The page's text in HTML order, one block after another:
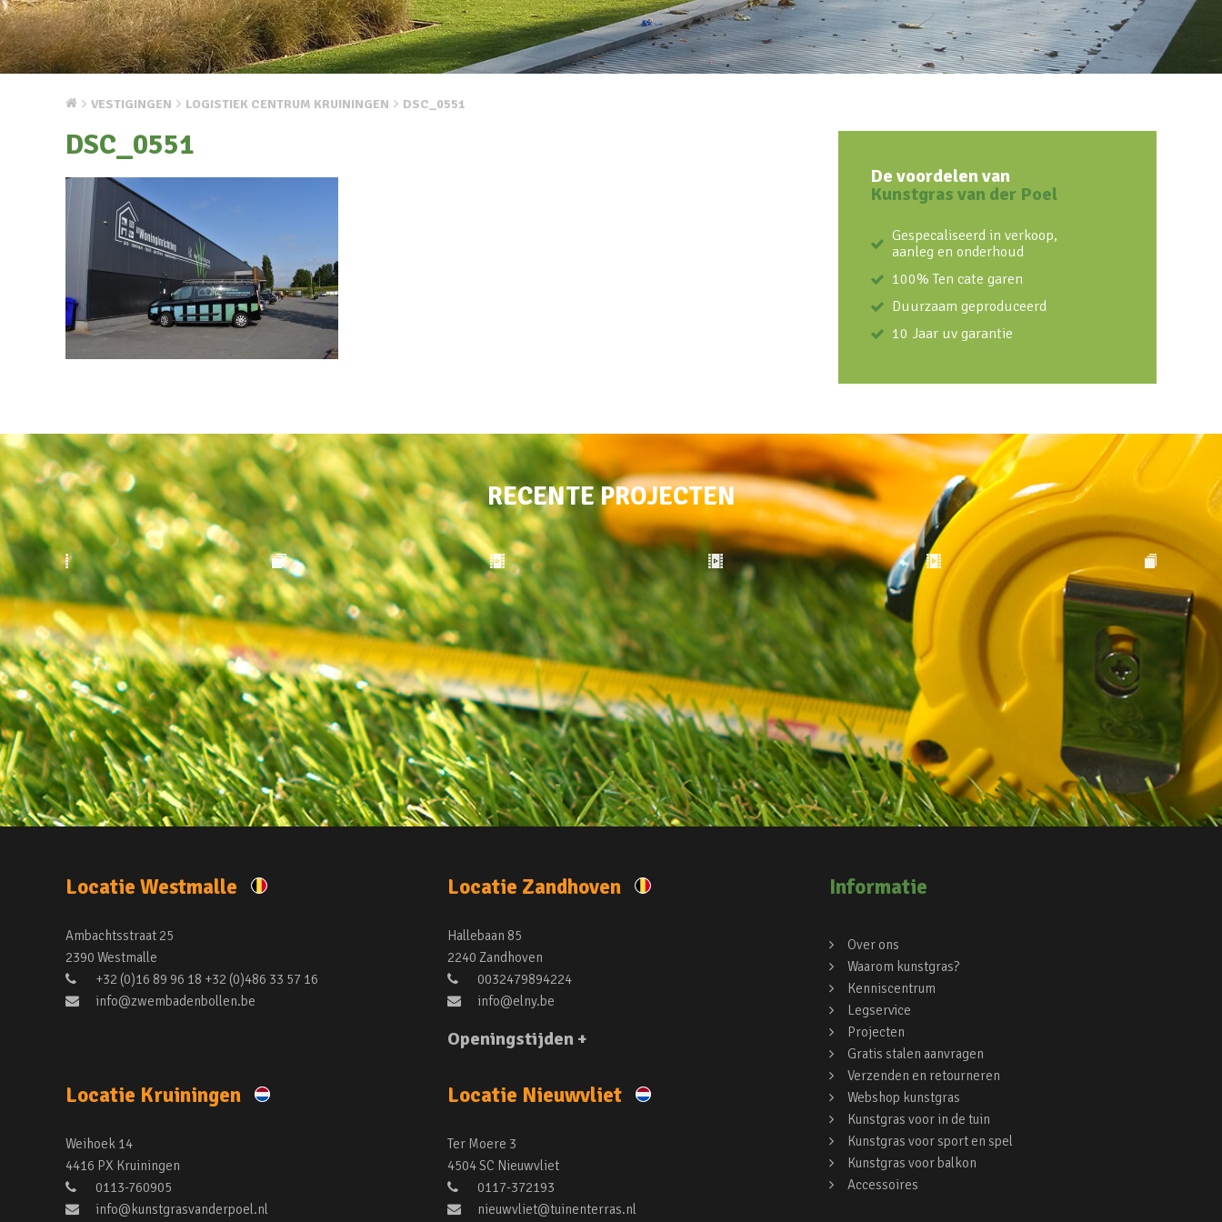
VESTIGINGEN LOGISTIEK CENTRUM KRUININGEN DSC_0551
DSC_0551
De voordelen van
Kunstgras van der Poel
Gespecaliseerd in verkoop,
aanleg en onderhoud
100% Ten cate garen
Duurzaam geproduceerd
10 Jaar uv garantie
RECENTE PROJECTEN
Locatie Westmalle
Ambachtsstraat 25
2390 Westmalle
+32 (0)16 89 96 18 +32 (0)486 33 57 16
info@zwembadenbollen.be
Locatie Zandhoven
Hallebaan 85
2240 Zandhoven
0032479894224
info@elny.be
Openingstijden +
Locatie Kruiningen
Weihoek 14
4416 PX Kruiningen
0113-760905
info@kunstgrasvanderpoel.nl
Locatie Nieuwvliet
Ter Moere 3
4504 SC Nieuwvliet
0117-372193
nieuwvliet@tuinenterras.nl
Informatie
Over ons
Waarom kunstgras?
Kenniscentrum
Legservice
Projecten
Gratis stalen aanvragen
Verzenden en retourneren
Webshop kunstgras
Kunstgras voor in de tuin
Kunstgras voor sport en spel
Kunstgras voor balkon
Accessoires